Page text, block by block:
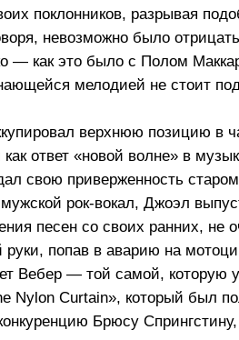
поклонников, разрывая
невозможно было
— как это было с Полом
мелодией не стоит
верхнюю позицию в
ответ «новой волне» в
свою приверженность
рок-вокал, Джоэл
песен со своих ранних, не
попав в аварию на
Вебер — той самой, которую
Curtain», который был
Брюсу